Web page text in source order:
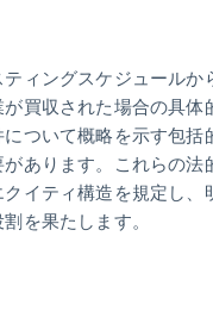
ィングスケジュールか
買収された場合の具体
ついて概略を示す包括
あります。これらの法
イティ構造を規定し、
を果たします。